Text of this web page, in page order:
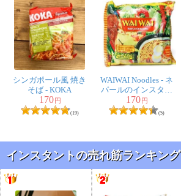
シンガポール風 焼き
そば - KOKA
170円
(19)
WAIWAI Noodles - ネ
パールのインスタン
トヌードル【チキン
味】
170円
(5)
インスタントの売れ筋ランキング